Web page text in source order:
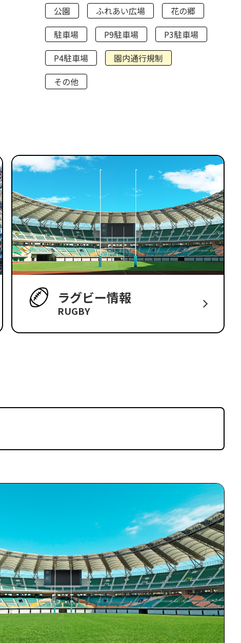
公園
ふれあい広場
花の郷
駐車場
P9駐車場
P3駐車場
P4駐車場
園内通行規制
その他
ラグビー情報
RUGBY